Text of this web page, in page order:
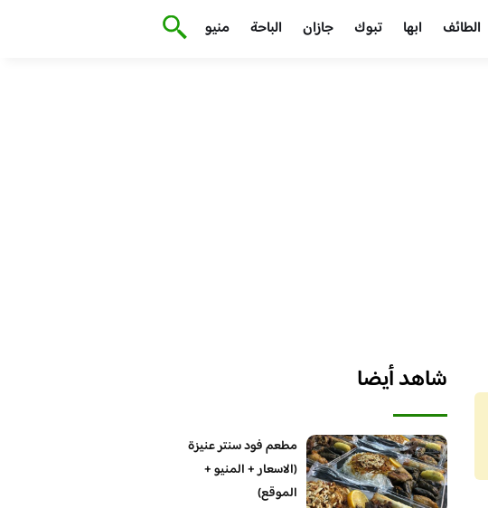
الطائف ابها تبوك جازان الباحة منيو
شاهد أيضا
مطعم فود سنتر عنيزة
(الاسعار + المنيو +
الموقع)